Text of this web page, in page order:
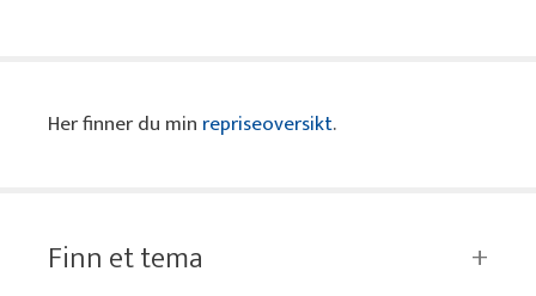
Her finner du min repriseoversikt.
Finn et tema